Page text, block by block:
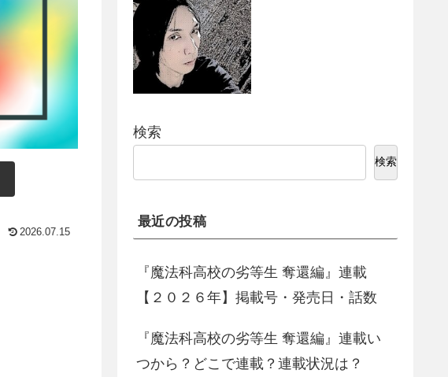
2026.07.15
検索
検索
最近の投稿
『魔法科高校の劣等生 奪還編』連載
【２０２６年】掲載号・発売日・話数
『魔法科高校の劣等生 奪還編』連載い
つから？どこで連載？連載状況は？